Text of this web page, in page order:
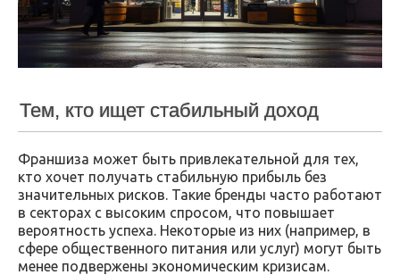
Тем, кто ищет стабильный доход
Франшиза может быть привлекательной для тех,
кто хочет получать стабильную прибыль без
значительных рисков. Такие бренды часто работают
в секторах с высоким спросом, что повышает
вероятность успеха. Некоторые из них (например, в
сфере общественного питания или услуг) могут быть
менее подвержены экономическим кризисам.